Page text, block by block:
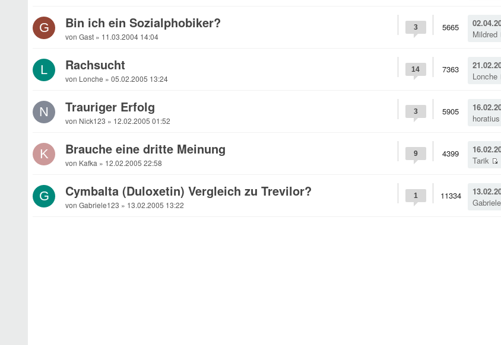
G Bin ich ein Sozialphobiker?
von Gast » 11.03.2004 14:04
Mildred
5665
3
L Rachsucht
von Lonche » 05.02.2005 13:24
Lonche
7363
14
N Trauriger Erfolg
von Nick123 » 12.02.2005 01:52
horatius
5905
3
K Brauche eine dritte Meinung
von Kafka » 12.02.2005 22:58
Tarik
4399
9
G Cymbalta (Duloxetin) Vergleich zu Trevilor?
von Gabriele123 » 13.02.2005 13:22
11334
1